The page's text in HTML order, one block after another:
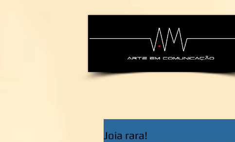
Joia rara!